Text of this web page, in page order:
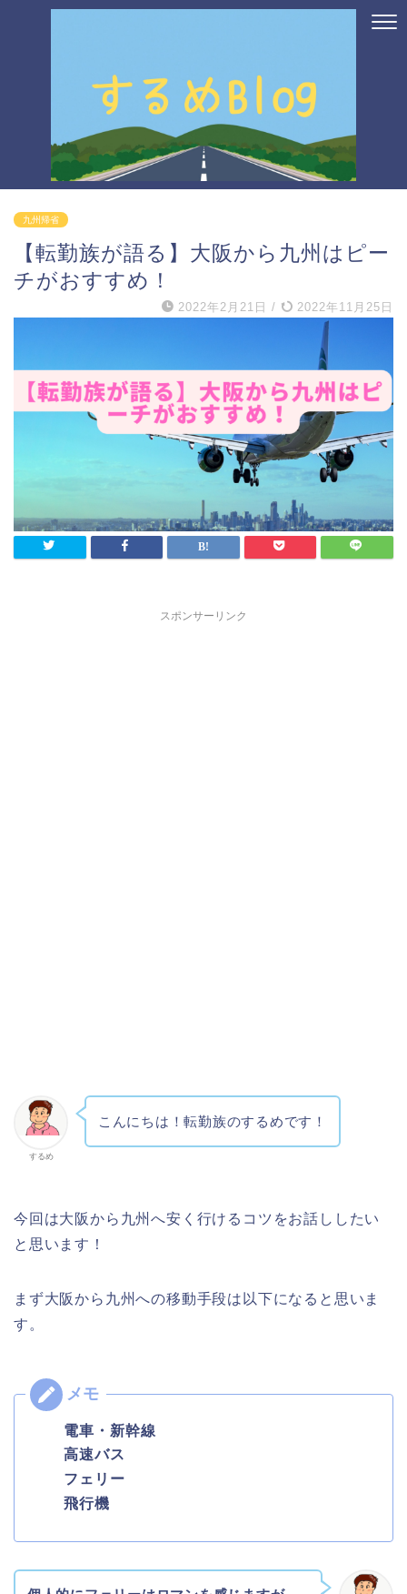
九州帰省
【転勤族が語る】大阪から九州はピー
チがおすすめ！
2022年2月21日 / 2022年11月25日
スポンサーリンク
するめ
こんにちは！転勤族のするめです！
今回は大阪から九州へ安く行けるコツをお話ししたい
と思います！
まず大阪から九州への移動手段は以下になると思いま
す。
電車・新幹線
高速バス
フェリー
飛行機